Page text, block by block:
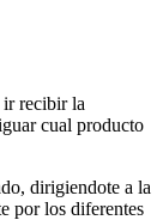
ir recibir la
cual producto
dirigiendote a la
por los diferentes